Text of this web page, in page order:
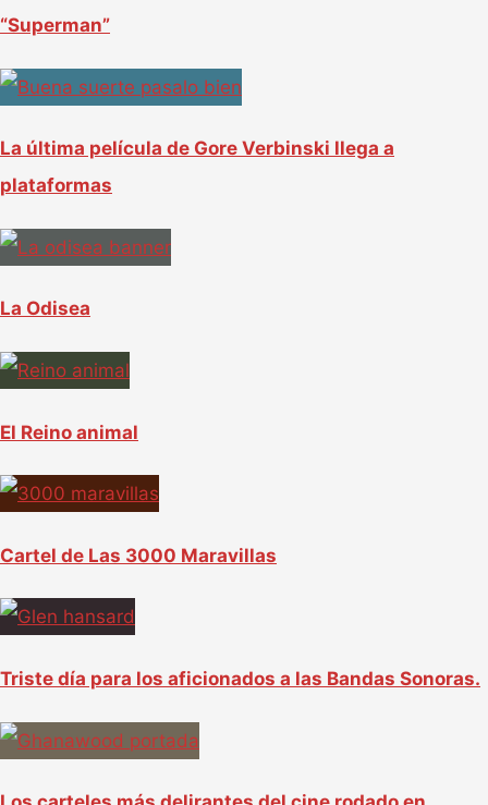
“Superman”
La última película de Gore Verbinski llega a
plataformas
La Odisea
El Reino animal
Cartel de Las 3000 Maravillas
Triste día para los aficionados a las Bandas Sonoras.